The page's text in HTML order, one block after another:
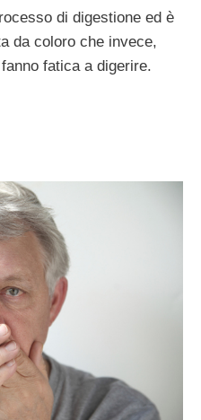
di digestione ed è
da coloro che invece,
fatica a digerire.